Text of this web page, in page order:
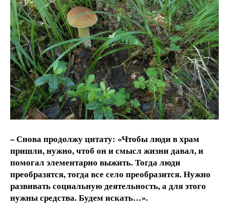
– Снова продолжу цитату: «Чтобы люди в храм
пришли, нужно, чтоб он и смысл жизни давал, и
помогал элементарно выжить. Тогда люди
преобразятся, тогда все село преобразится. Нужно
развивать социальную деятельность, а для этого
нужны средства. Будем искать…».